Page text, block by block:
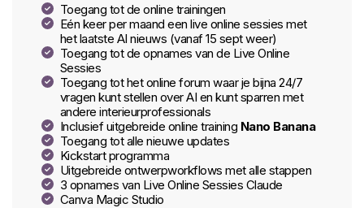
Toegang tot de online trainingen
Eén keer per maand een live online sessies met
het laatste AI nieuws (vanaf 15 sept weer)
Toegang tot de opnames van de Live Online
Sessies
Toegang tot het online forum waar je bijna 24/7
vragen kunt stellen over AI en kunt sparren met
andere interieurprofessionals
Inclusief uitgebreide online training Nano Banana
Toegang tot alle nieuwe updates
Kickstart programma
Uitgebreide ontwerpworkflows met alle stappen
3 opnames van Live Online Sessies Claude
Canva Magic Studio